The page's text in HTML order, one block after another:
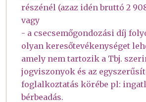
részénél (azaz idén bruttó 2
vagy
- a csecsemőgondozási díj
olyan keresőtevékenységet
amely nem tartozik a Tbj.
jogviszonyok és az
foglalkoztatás körébe pl:
bérbeadás.